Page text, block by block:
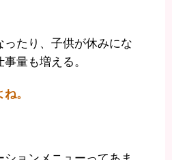
ったり、子供が休みにな
量も増える。
。